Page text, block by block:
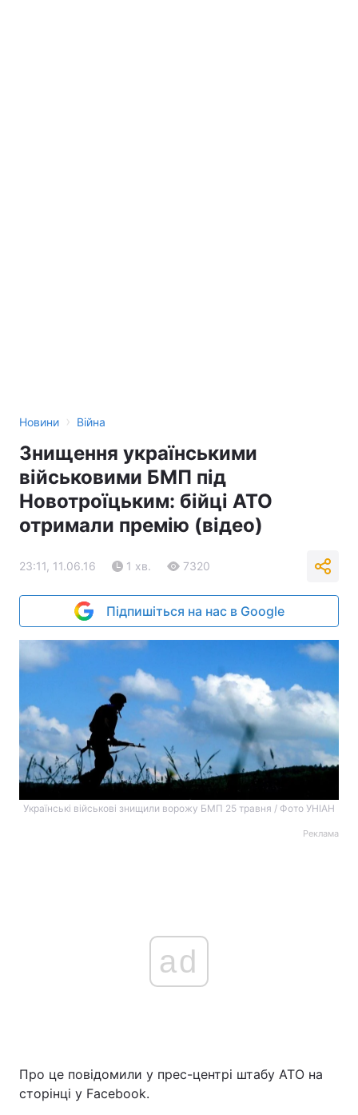
Новини › Війна
Знищення українськими
військовими БМП під
Новотроїцьким: бійці АТО
отримали премію (відео)
23:11, 11.06.16 1 хв. 7320
Підпишіться на нас в Google
Українські військові знищили ворожу БМП 25 травня / Фото УНІАН
Реклама
ad
Про це повідомили у прес-центрі штабу АТО на
сторінці у Facebook.